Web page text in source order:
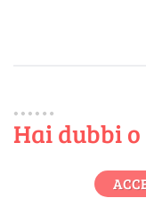
Hai dubbi